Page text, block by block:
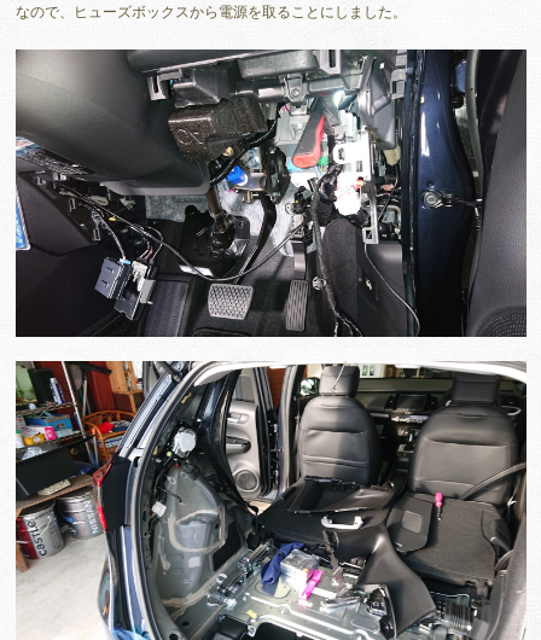
なので、ヒューズボックスから電源を取ることにしました。